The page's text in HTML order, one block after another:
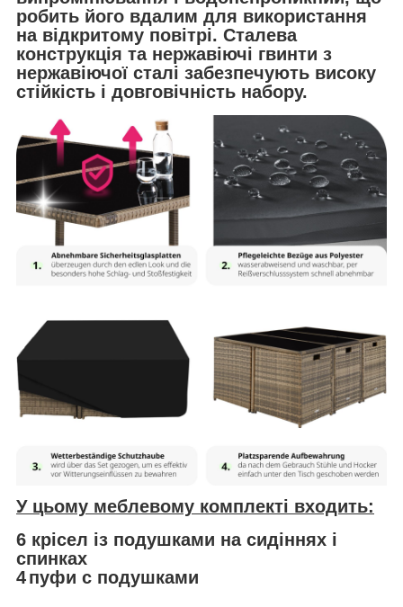
робить його вдалим для використання
на відкритому повітрі. Сталева
конструкція та нержавіючі гвинти з
нержавіючої сталі забезпечують високу
стійкість і довговічність набору.
У цьому меблевому комплекті входить:
6 крісел із подушками на сидіннях і
спинках
4пуфи с подушками